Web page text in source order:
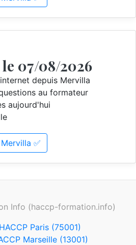
07/08/2026
depuis Mervilla
au formateur
aujourd'hui
✅
Info (haccp-formation.info)
Paris (75001)
Marseille (13001)